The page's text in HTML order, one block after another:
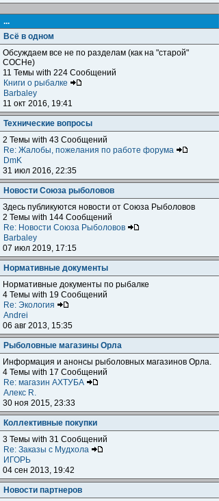
...
Всё в одном
Обсуждаем все не по разделам (как на "старой"
СОСНе)
11 Темы with 224 Сообщений
Книги о рыбалке
Barbaley
11 окт 2016, 19:41
Технические вопросы
2 Темы with 43 Сообщений
Re: Жалобы, пожелания по работе форума
DmK
31 июл 2016, 22:35
Новости Союза рыболовов
Здесь публикуются новости от Союза Рыболовов
2 Темы with 144 Сообщений
Re: Новости Союза Рыболовов
Barbaley
07 июл 2019, 17:15
Нормативные документы
Нормативные документы по рыбалке
4 Темы with 19 Сообщений
Re: Экология
Andrei
06 авг 2013, 15:35
Рыболовные магазины Орла
Информация и анонсы рыболовных магазинов Орла.
4 Темы with 17 Сообщений
Re: магазин АХТУБА
Алекс R.
30 ноя 2015, 23:33
Коллективные покупки
3 Темы with 31 Сообщений
Re: Заказы с Мудхола
ИГОРЬ
04 сен 2013, 19:42
Новости партнеров